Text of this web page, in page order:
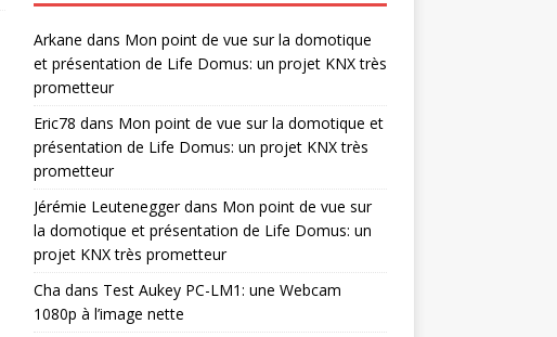
Arkane dans Mon point de vue sur la domotique
et présentation de Life Domus: un projet KNX très
prometteur
Eric78 dans Mon point de vue sur la domotique et
présentation de Life Domus: un projet KNX très
prometteur
Jérémie Leuteneggerdans Mon point de vue sur
la domotique et présentation de Life Domus: un
projet KNX très prometteur
Cha dans Test Aukey PC-LM1: une Webcam
1080p à l’image nette